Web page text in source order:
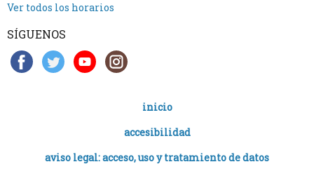
Ver todos los horarios
SÍGUENOS
inicio
accesibilidad
aviso legal: acceso, uso y tratamiento de datos